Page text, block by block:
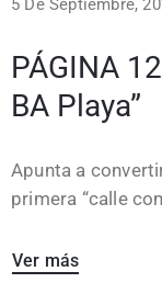
PÁGINA
BA Playa”
Apunta a
primera “calle
Ver más